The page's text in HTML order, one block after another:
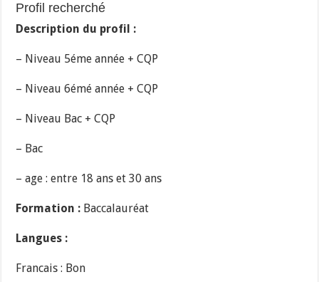
Profil recherché
Description du profil :
– Niveau 5éme année + CQP
– Niveau 6émé année + CQP
– Niveau Bac + CQP
– Bac
– age : entre 18 ans et 30 ans
Formation : Baccalauréat
Langues :
Francais : Bon